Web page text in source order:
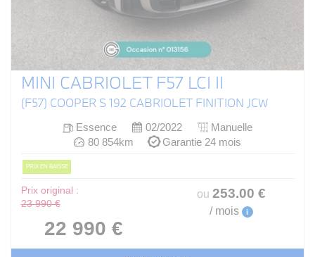
MINI CABRIOLET F57 LCI II
(F57) COOPER S 192 CABRIOLET FINITION JCW
Essence 02/2022
Manuelle
80 854km
Garantie 24 mois
PRIX EN BAISSE
Prix original :
23 990 €
22 990 €
ou 253.00 €
/ mois i